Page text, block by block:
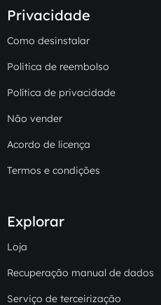
Privacidade
Como desinstalar
Politica de reembolso
Política de privacidade
Não vender
Acordo de licença
Termos e condições
Explorar
Loja
Recuperação manual de dados
Serviço de terceirização